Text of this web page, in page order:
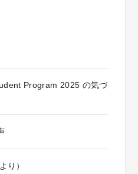
Program 2025 の気づ
り）